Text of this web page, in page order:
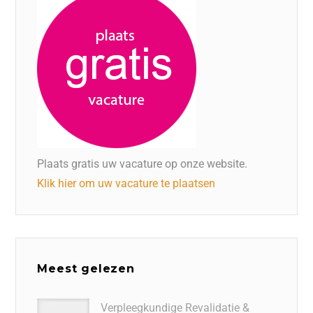
Plaats gratis uw vacature op onze website.
Klik hier om uw vacature te plaatsen
Meest gelezen
Verpleegkundige Revalidatie &